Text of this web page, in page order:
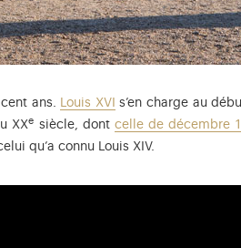
ans. Louis XVI s’en charge au
XXe siècle, dontcelle de décembre
qu’a connu Louis XIV.